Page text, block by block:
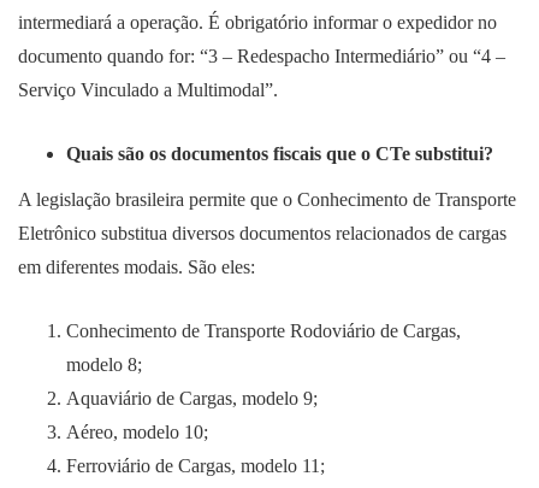
intermediará a operação. É obrigatório informar o expedidor no
documento quando for: “3 – Redespacho Intermediário” ou “4 –
Serviço Vinculado a Multimodal”.
Quais são os documentos fiscais que o CTe substitui?
A legislação brasileira permite que o Conhecimento de Transporte
Eletrônico substitua diversos documentos relacionados de cargas
em diferentes modais. São eles:
Conhecimento de Transporte Rodoviário de Cargas,
modelo 8;
Aquaviário de Cargas, modelo 9;
Aéreo, modelo 10;
Ferroviário de Cargas, modelo 11;